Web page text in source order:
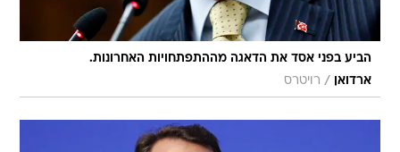
הביע בפני אסד את הדאגה מההתפתחויות האחרונות.
ארדואן
/ רויטרס